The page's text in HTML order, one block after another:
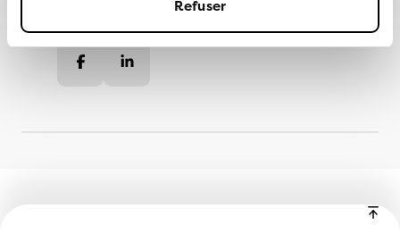
Refuser
Facebook